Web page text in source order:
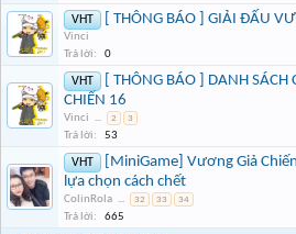
VHT [ THÔNG BÁO ] GIẢI ĐẤU
Vinci
Trả lời:
0
VHT
[ THÔNG BÁO ] DANH
CHIẾN 16
Vinci ... 2 3
Trả lời: 53
VHT
[MiniGame] Vương Giả
lựa chọn cách chết
ColinRola ... 32 33 34
Trả lời: 665